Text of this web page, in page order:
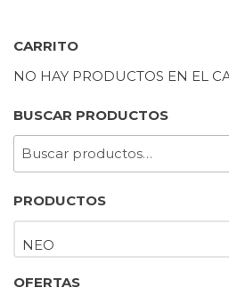
CARRITO
NO HAY PRODUCTOS EN EL
BUSCAR PRODUCTOS
BUSCAR
PRODUCTOS
NEO
OFERTAS